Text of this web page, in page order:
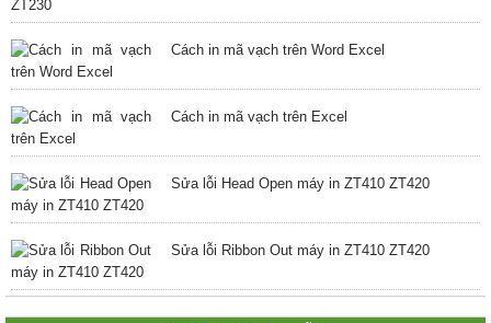
Cách in mã vạch trên Word Excel
Cách in mã vạch trên Excel
Sửa lỗi Head Open máy in ZT410 ZT420
Sửa lỗi Ribbon Out máy in ZT410 ZT420